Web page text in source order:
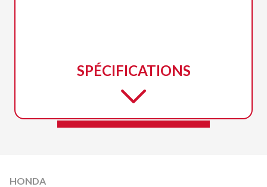
SPÉCIFICATIONS
HONDA